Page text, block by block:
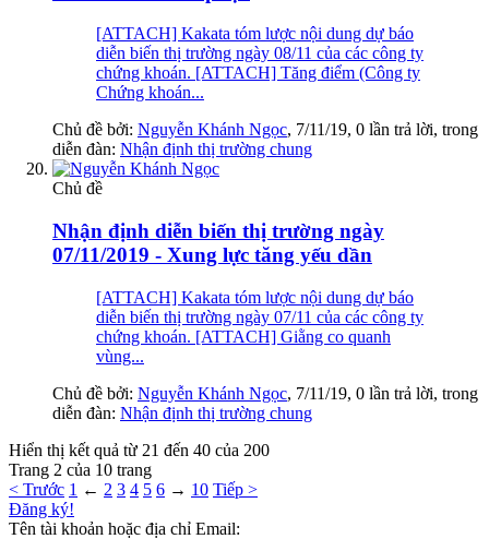
[ATTACH] Kakata tóm lược nội dung dự báo
diễn biến thị trường ngày 08/11 của các công ty
chứng khoán. [ATTACH] Tăng điểm (Công ty
Chứng khoán...
Chủ đề bởi: Nguyễn Khánh Ngọc, 7/11/19, 0 lần trả lời, trong
diễn đàn: Nhận định thị trường chung
Chủ đề
Nhận định diễn biến thị trường ngày
07/11/2019 - Xung lực tăng yếu dần
[ATTACH] Kakata tóm lược nội dung dự báo
diễn biến thị trường ngày 07/11 của các công ty
chứng khoán. [ATTACH] Giằng co quanh
vùng...
Chủ đề bởi: Nguyễn Khánh Ngọc, 7/11/19, 0 lần trả lời, trong
diễn đàn: Nhận định thị trường chung
Hiển thị kết quả từ 21 đến 40 của 200
Trang 2 của 10 trang
< Trước 1 ← 2 3 4 5 6 → 10 Tiếp >
Đăng ký!
Tên tài khoản hoặc địa chỉ Email: